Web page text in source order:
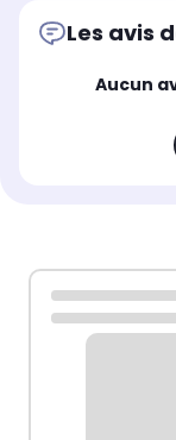
Les avis
Aucun